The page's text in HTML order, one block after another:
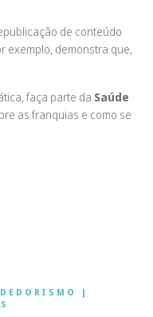
de conteúdo
exemplo, demonstra que,
faça parte da Saúde
as franquias e como se
|